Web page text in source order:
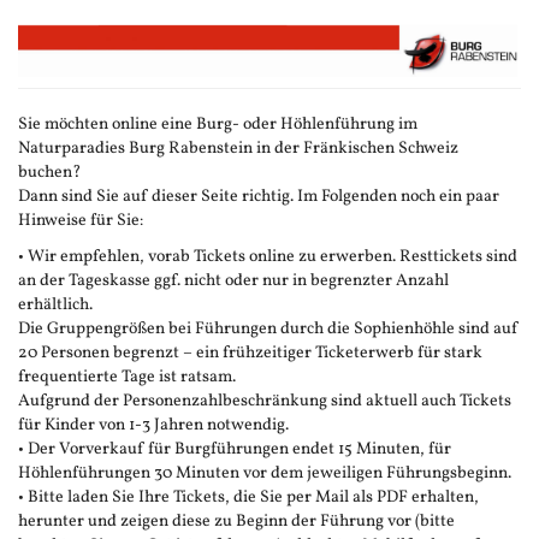
Zum
Haupt-
Sie möchten online eine Burg- oder Höhlenführung im
Naturparadies Burg Rabenstein in der Fränkischen Schweiz
buchen?
Dann sind Sie auf dieser Seite richtig. Im Folgenden noch ein paar
Hinweise für Sie:
• Wir empfehlen, vorab Tickets online zu erwerben. Resttickets sind
an der Tageskasse ggf. nicht oder nur in begrenzter Anzahl
erhältlich.
Die Gruppengrößen bei Führungen durch die Sophienhöhle sind auf
20 Personen begrenzt – ein frühzeitiger Ticketerwerb für stark
frequentierte Tage ist ratsam.
Aufgrund der Personenzahlbeschränkung sind aktuell auch Tickets
für Kinder von 1-3 Jahren notwendig.
• Der Vorverkauf für Burgführungen endet 15 Minuten, für
Höhlenführungen 30 Minuten vor dem jeweiligen Führungsbeginn.
• Bitte laden Sie Ihre Tickets, die Sie per Mail als PDF erhalten,
herunter und zeigen diese zu Beginn der Führung vor (bitte